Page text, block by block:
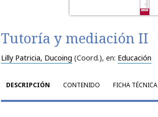
Tutoría y mediación II
Lilly Patricia, Ducoing (Coord.), en: Educación
DESCRIPCIÓN CONTENIDO FICHA TÉCNICA